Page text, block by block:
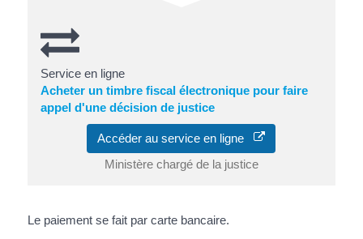
Service en ligne
Acheter un timbre fiscal électronique pour faire
appel d'une décision de justice
Accéder au service en ligne
Ministère chargé de la justice
Le paiement se fait par carte bancaire.